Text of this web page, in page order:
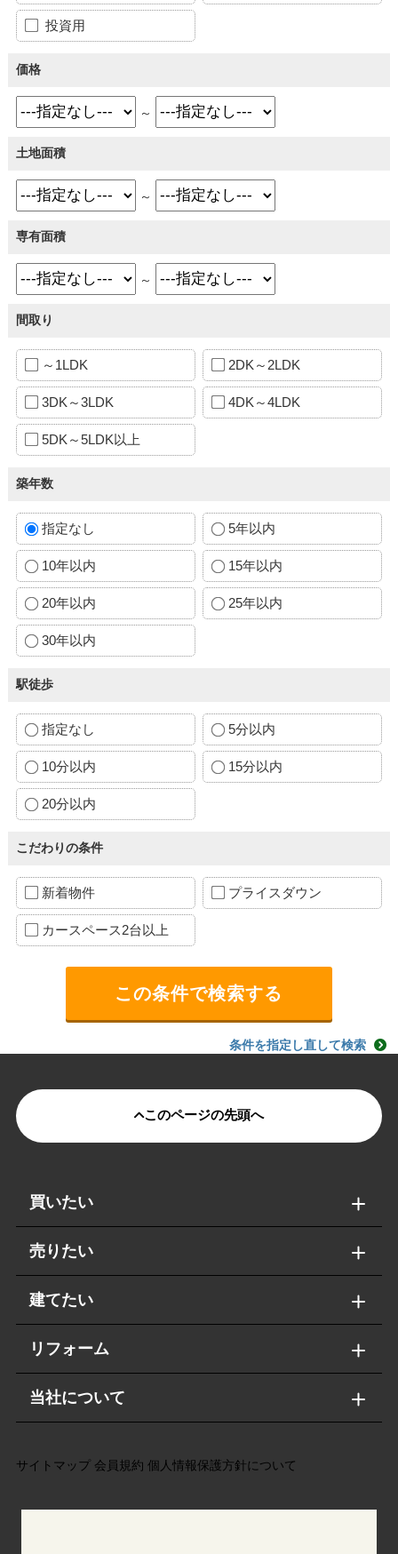
投資用
価格
～
土地面積
～
専有面積
～
間取り
～1LDK 2DK～2LDK
3DK～3LDK 4DK～4LDK
5DK～5LDK以上
築年数
指定なし 5年以内
10年以内 15年以内
20年以内 25年以内
30年以内
駅徒歩
指定なし 5分以内
10分以内 15分以内
20分以内
こだわりの条件
新着物件 プライスダウン
カースペース2台以上
条件を指定し直して検索
このページの先頭へ
買いたい
売りたい
建てたい
リフォーム
当社について
サイトマップ 会員規約 個人情報保護方針について